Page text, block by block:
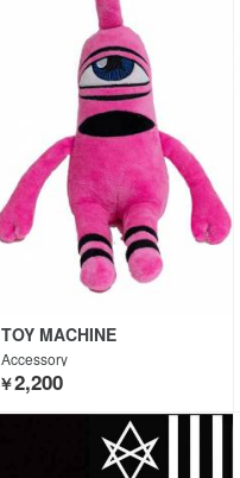
TOY MACHINE
Accessory
￥2,200